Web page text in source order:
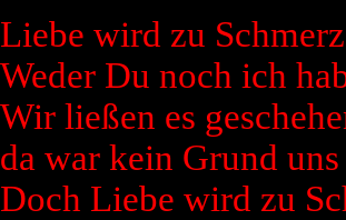
Liebe wird zu
Weder Du noch ich
Wir ließen es
da war kein Grund
Doch Liebe wird zu